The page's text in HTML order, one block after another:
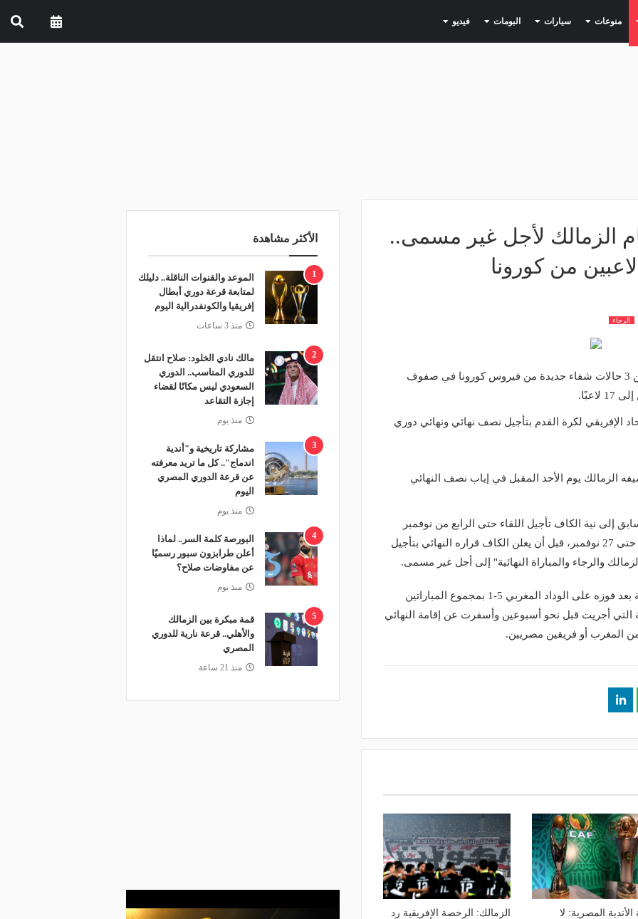
(current) منوعات (current) سيارات (current) البومات (current) فيديو (current)
الزمالك لأجل غير مسمى..
الرجاء
أعلن نادي الرجاء المغربي، الخميس، عن 3 حالات شفاء جديدة من فيروس كورونا في صفوف
الإفريقي لكرة القدم بتأجيل نصف نهائي ونهائي دوري
الزمالك يوم الأحد المقبل في إياب نصف النهائي
إلى نية الكاف تأجيل اللقاء حتى الرابع من نوفمبر
المقبل فيما تقرر تأجيل المباراة النهائية حتى 27 نوفمبر، قبل أن يعلن الكاف قراره النهائي بتأجيل
والرجاء والمباراة النهائية" إلى أجل غير مسمى.
يذكر أن الأهلي تأهل إلى المباراة النهائية بعد فوزه على الوداد المغربي 5-1 بمجموع المباراتين
التي أجريت قبل نحو أسبوعين وأسفرت عن إقامة النهائي
المغرب أو فريقين مصريين.
الأندية المصرية: لا
الزمالك: الرخصة الإفريقية رد
الأكثر مشاهدة
1
الموعد والقنوات الناقلة.. دليلك
لمتابعة قرعة دوري أبطال
إفريقيا والكونفدرالية اليوم
منذ 3 ساعات
2
مالك نادي الخلود: صلاح انتقل
للدوري المناسب.. الدوري
السعودي ليس مكانًا لقضاء
إجازة التقاعد
منذ يوم
3
مشاركة تاريخية و"أندية
اندماج".. كل ما تريد معرفته
عن قرعة الدوري المصري
اليوم
منذ يوم
4
البورصة كلمة السر.. لماذا
أعلن طرابزون سبور رسميًا
عن مفاوضات صلاح؟
منذ يوم
5
قمة مبكرة بين الزمالك
والأهلي.. قرعة نارية للدوري
المصري
منذ 21 ساعة